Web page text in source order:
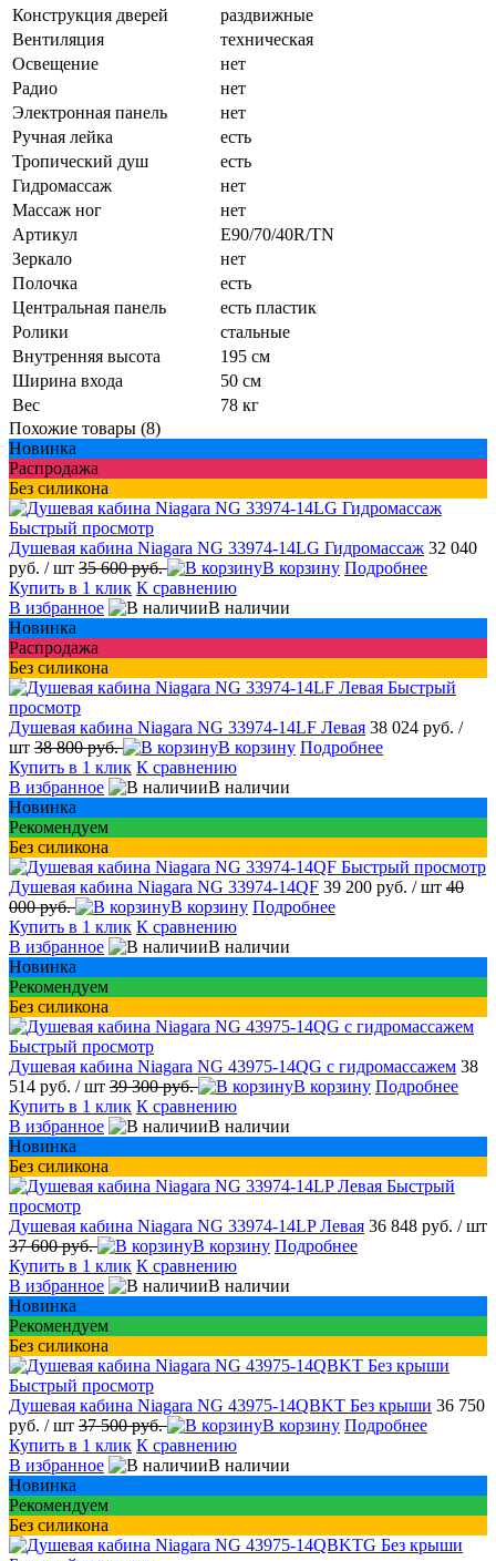
Конструкция дверей
раздвижные
Вентиляция
техническая
Освещение
нет
Радио
нет
Электронная панель
нет
Ручная лейка
есть
Тропический душ
есть
Гидромассаж
нет
Массаж ног
нет
Артикул
E90/70/40R/TN
Зеркало
нет
Полочка
есть
Центральная панель
есть пластик
Ролики
стальные
Внутренняя высота
195 см
Ширина входа
50 см
Вес
78 кг
Похожие товары (8)
Новинка
Распродажа
Без силикона
Быстрый просмотр
Душевая кабина Niagara NG 33974-14LG Гидромассаж 32 040
руб. / шт 35 600 руб. В корзину Подробнее
Купить в 1 клик К сравнению
В избранное
В наличии
Новинка
Распродажа
Без силикона
Быстрый
просмотр
Душевая кабина Niagara NG 33974-14LF Левая 38 024 руб. /
шт 38 800 руб. В корзину Подробнее
Купить в 1 клик К сравнению
В избранное
В наличии
Новинка
Рекомендуем
Без силикона
Быстрый просмотр
Душевая кабина Niagara NG 33974-14QF 39 200 руб. / шт 40
000 руб.
В корзину Подробнее
Купить в 1 клик К сравнению
В избранное
В наличии
Новинка
Рекомендуем
Без силикона
Быстрый просмотр
Душевая кабина Niagara NG 43975-14QG с гидромассажем 38
514 руб. / шт 39 300 руб. В корзину Подробнее
Купить в 1 клик К сравнению
В избранное
В наличии
Новинка
Без силикона
Быстрый
просмотр
Душевая кабина Niagara NG 33974-14LP Левая 36 848 руб. / шт
37 600 руб.
В корзину Подробнее
Купить в 1 клик К сравнению
В избранное
В наличии
Новинка
Рекомендуем
Без силикона
Быстрый просмотр
Душевая кабина Niagara NG 43975-14QBKT Без крыши 36 750
руб. / шт 37 500 руб. В корзину Подробнее
Купить в 1 клик К сравнению
В избранное
В наличии
Новинка
Рекомендуем
Без силикона